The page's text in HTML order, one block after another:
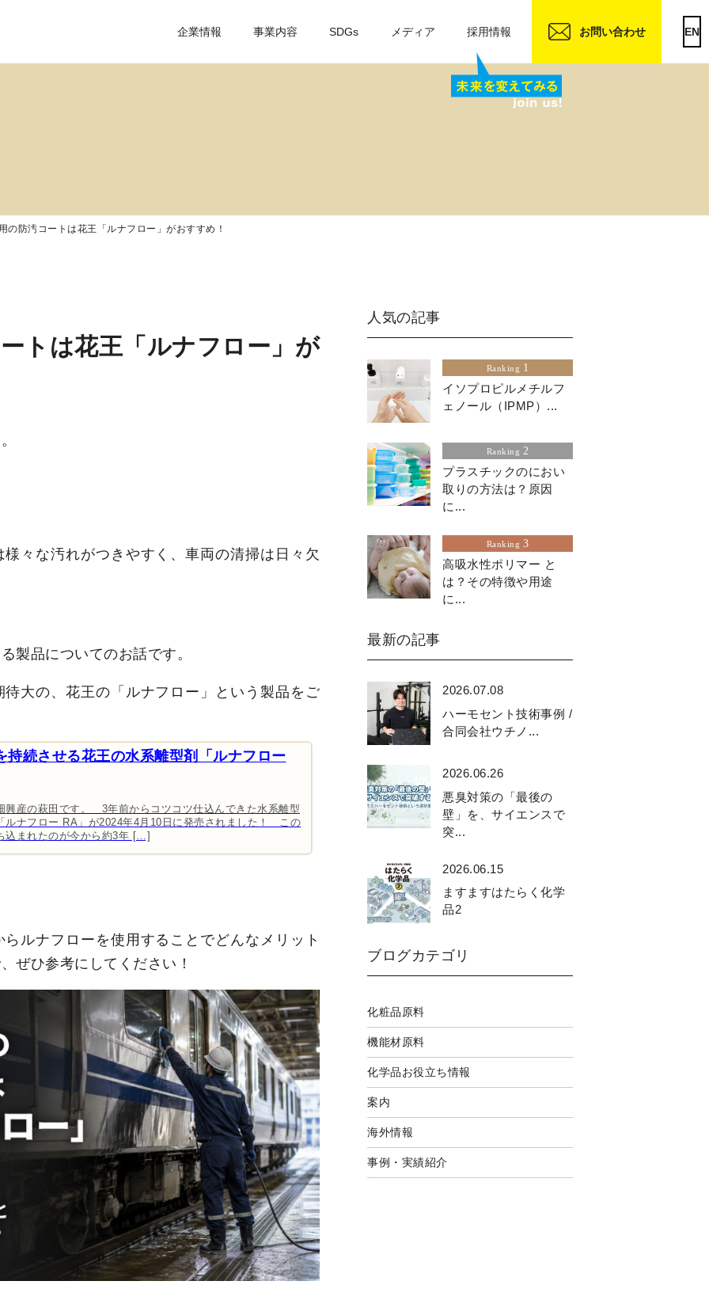
EN
企業情報 事業内容 SDGs メディア 採用情報 お問い合わせ
の防汚コートは花王「ルナフロー」がおすすめ！
トは花王「ルナフロー」が
々な汚れがつきやすく、車両の清掃は日々欠
製品についてのお話です。
大の、花王の「ルナフロー」という製品をご
持続させる花王の水系離型剤「ルナフロー
興産の萩田です。 3年前からコツコツ仕込んできた水系離型
ルナフロー RA」が2024年4月10日に発売されました！ この
込まれたのが今から約3年 […]
ルナフローを使用することでどんなメリット
ぜひ参考にしてください！
人気の記事
Ranking 1
イソプロピルメチルフ
ェノール（IPMP）...
Ranking 2
プラスチックのにおい
取りの方法は？原因
に...
Ranking 3
高吸水性ポリマー と
は？その特徴や用途
に...
最新の記事
2026.07.08
ハーモセント技術事例 /
合同会社ウチノ...
2026.06.26
悪臭対策の「最後の
壁」を、サイエンスで
突...
2026.06.15
ますますはたらく化学
品2
ブログカテゴリ
化粧品原料
機能材原料
化学品お役立ち情報
案内
海外情報
事例・実績紹介